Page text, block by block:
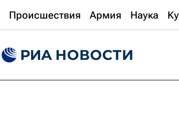
Происшествия Армия Наука